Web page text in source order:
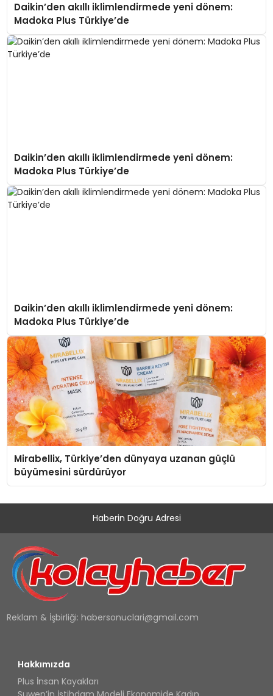
Daikin’den akıllı iklimlendirmede yeni dönem:
Madoka Plus Türkiye’de
Daikin’den akıllı iklimlendirmede yeni dönem:
Madoka Plus Türkiye’de
Daikin’den akıllı iklimlendirmede yeni dönem:
Madoka Plus Türkiye’de
Mirabellix, Türkiye’den dünyaya uzanan güçlü
büyümesini sürdürüyor
Haberin Doğru Adresi
Reklam & İşbirliği: habersonuclari@gmail.com
Hakkımızda
Plus İnsan Kayakları